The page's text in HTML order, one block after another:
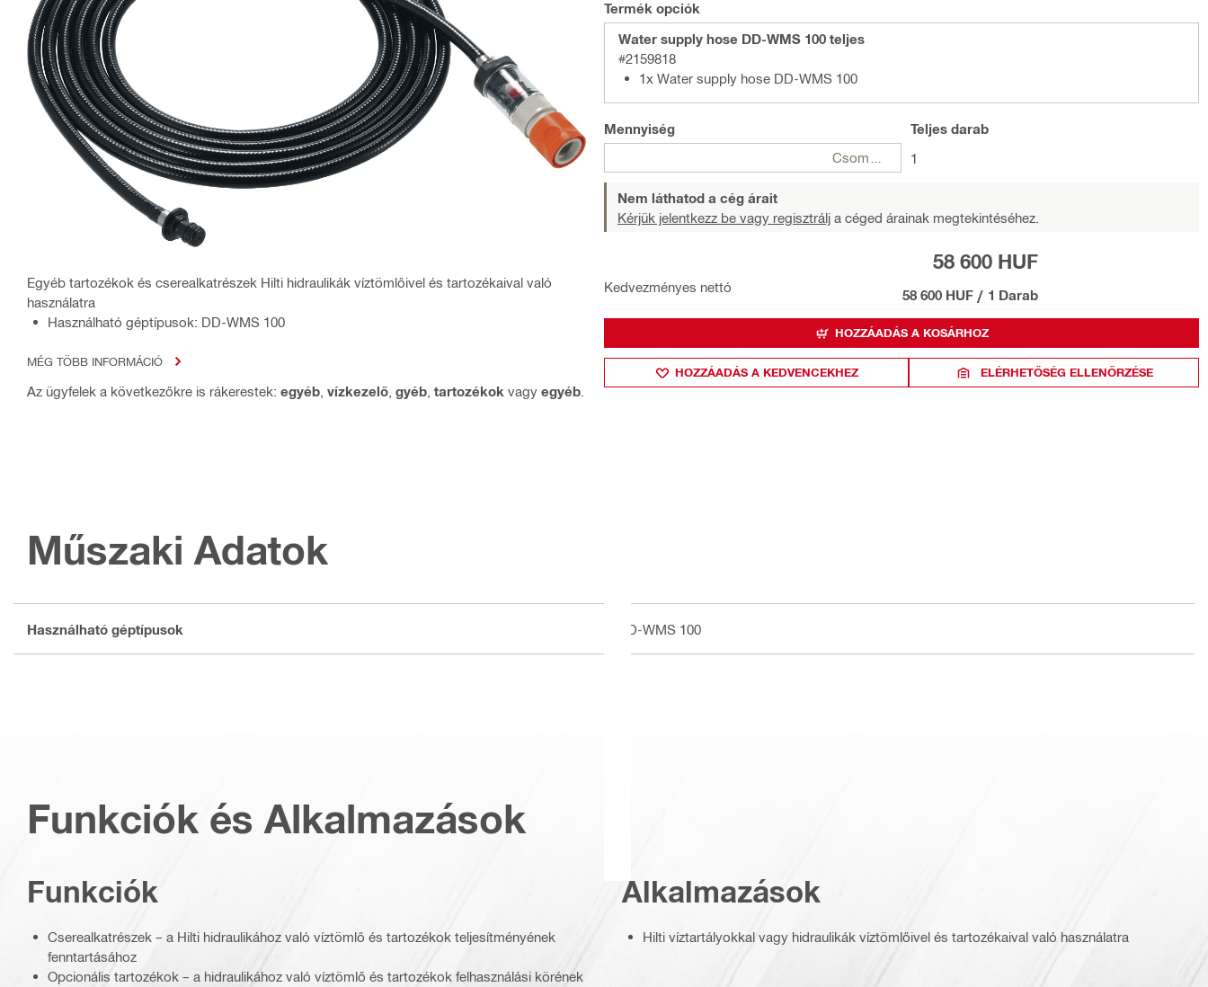
Egyéb tartozékok és cserealkatrészek Hilti hidraulikák víztömlőivel és tartozékaival való
használatra
Használható géptípusok: DD-WMS 100
MÉG TÖBB INFORMÁCIÓ
Az ügyfelek a következőkre is rákerestek: egyéb vízkezelő gyéb tartozékok vagy egyéb
Termék opciók
Water supply hose DD-WMS 100 teljes
#2159818
1x Water supply hose DD-WMS 100
Mennyiség
Teljes darab
1
Nem láthatod a cég árait
Kérjük jelentkezz be vagy regisztrálj a céged árainak megtekintéséhez.
Kedvezményes nettó
58 600 HUF
58 600 HUF / 1 Darab
HOZZÁADÁS A KOSÁRHOZ
HOZZÁADÁS A KEDVENCEKHEZ ELÉRHETŐSÉG ELLENŐRZÉSE
Műszaki Adatok
Használható géptípusok DD-WMS 100
Funkciók és Alkalmazások
Funkciók
Cserealkatrészek – a Hilti hidraulikához való víztömlő és tartozékok teljesítményének
fenntartásához
Opcionális tartozékok – a hidraulikához való víztömlő és tartozékok felhasználási körének
Alkalmazások
Hilti víztartályokkal vagy hidraulikák víztömlőivel és tartozékaival való használatra